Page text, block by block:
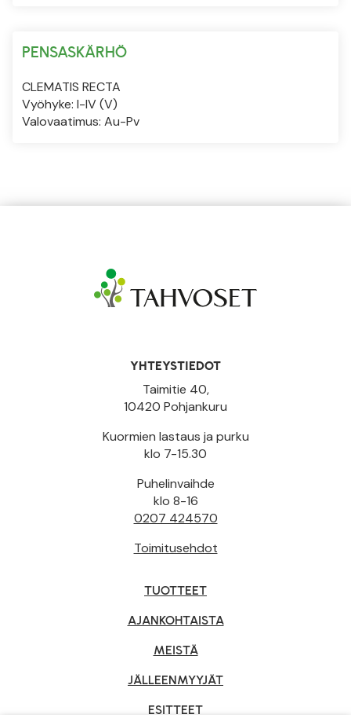
PENSASKÄRHÖ
CLEMATIS RECTA
Vyöhyke: I-IV (V)
Valovaatimus: Au-Pv
YHTEYSTIEDOT
Taimitie 40,
10420 Pohjankuru
Kuormien lastaus ja purku
klo 7-15.30
Puhelinvaihde
klo 8-16
0207 424570
Toimitusehdot
TUOTTEET
AJANKOHTAISTA
MEISTÄ
JÄLLEENMYYJÄT
ESITTEET